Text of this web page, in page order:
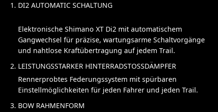
DI2 AUTOMATIC SCHALTUNG
Elektronische Shimano XT Di2 mit automatischem
Gangwechsel für präzise, wartungsarme Schaltvorgänge
und nahtlose Kraftübertragung auf jedem Trail.
LEISTUNGSSTARKER HINTERRADSTOSSDÄMPFER
Rennerprobtes Federungssystem mit spürbaren
Einstellmöglichkeiten für jeden Fahrer und jeden Trail.
BOW RAHMENFORM